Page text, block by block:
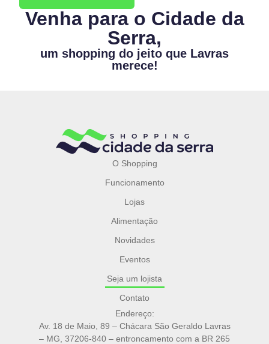
Venha para o Cidade da
Serra,
um shopping do jeito que Lavras
merece!
O Shopping
Funcionamento
Lojas
Alimentação
Novidades
Eventos
Seja um lojista
Contato
Endereço:
Av. 18 de Maio, 89 – Chácara São Geraldo Lavras
– MG, 37206-840 – entroncamento com a BR 265